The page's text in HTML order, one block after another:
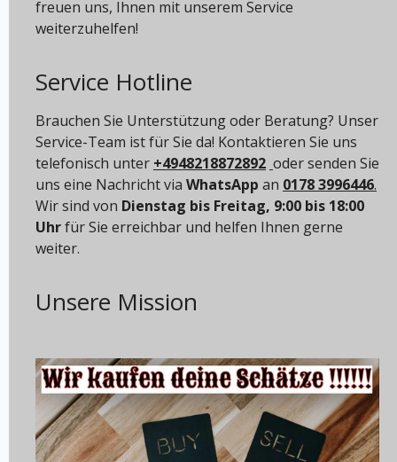
freuen uns, Ihnen mit unserem Service
weiterzuhelfen!
Service Hotline
Brauchen Sie Unterstützung oder Beratung? Unser
Service-Team ist für Sie da! Kontaktieren Sie uns
telefonisch unter +4948218872892 oder senden Sie
uns eine Nachricht via WhatsApp an 0178 3996446.
Wir sind von Dienstag bis Freitag, 9:00 bis 18:00
Uhrfür Sie erreichbar und helfen Ihnen gerne
weiter.
Unsere Mission